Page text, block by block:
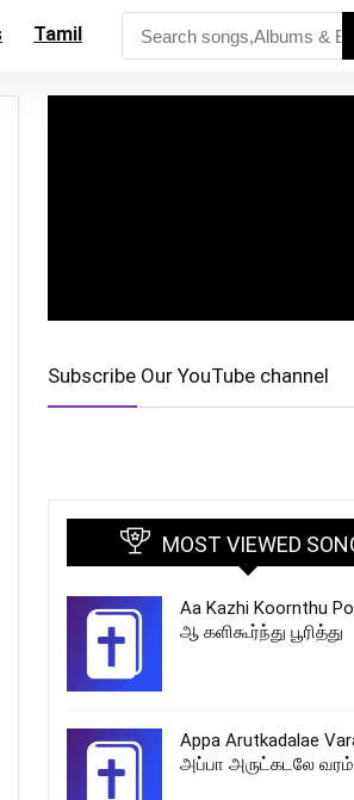
Tamil
Subscribe Our YouTube channel
MOST VIEWED
Aa Kazhi Koornthu
ஆ களிகூர்ந்து பூரித்து
Appa Arutkadalae
அப்பா அருட்கடலே வரம்